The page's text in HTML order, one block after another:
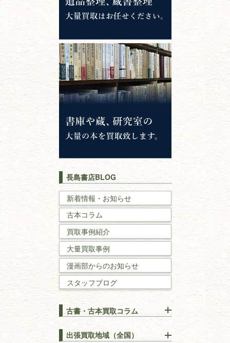
哲学書・思想書
心理学・倫理学
仏教書
神道・神社仏閣
イスラム教
キリスト教
戦記・戦史
国文学・
理工書
数学書・物理学書
建築書
漢方・鍼灸・東洋医学
易学・占い
長島書店BLOG
新着情報・お知らせ
古本コラム
買取事例紹介
大量買取事例
漫画部からのお知らせ
スタッフブログ
古書・古本買取コラム
【出張買取】古本の大量買取
りOK！効率的に売る方法
出張買取地域（全国）